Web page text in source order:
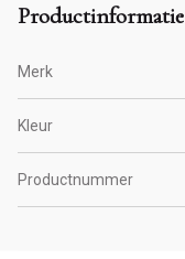
Productinformatie
Merk
Kleur
Productnummer